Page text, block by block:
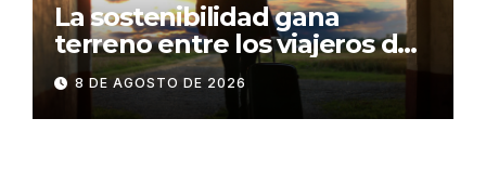
La sostenibilidad gana
terreno entre los viajeros de
negocios
8 DE AGOSTO DE 2026